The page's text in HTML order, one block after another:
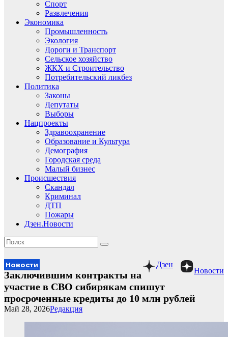
Спорт
Развлечения
Экономика
Промышленность
Экология
Дороги и Транспорт
Сельское хозяйство
ЖКХ и Строительство
Потребительский ликбез
Политика
Законы
Депутаты
Выборы
Нацпроекты
Здравоохранение
Образование и Культура
Демография
Городская среда
Малый бизнес
Происшествия
Скандал
Криминал
ДТП
Пожары
Дзен.Новости
Новости
Дзен
Новости
Заключившим контракты на
участие в СВО сибирякам спишут
просроченные кредиты до 10 млн рублей
Редакция
Май 28, 2026